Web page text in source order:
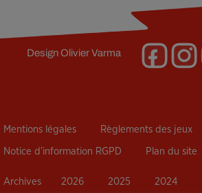
DesignOlivier Varma
Mentions légales Règlements des jeux
Notice d’information RGPD Plan du site
Archives 2026 2025 2024